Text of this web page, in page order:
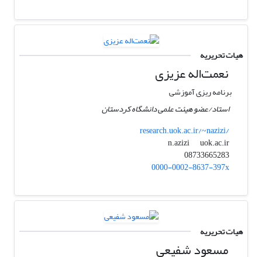
هیات تحریریه
نعمت‌اله عزیزی
برنامه ریزی آموزشی
استاد/عضو هیئت علمی دانشگاه کردستان
research.uok.ac.ir/~nazizi/
n.azizi
uok.ac.ir
08733665283
0000-0002-8637-397x
هیات تحریریه
مسعود شفیعی